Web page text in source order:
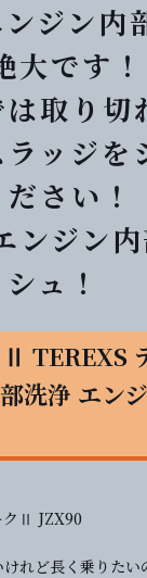
ジン内
大です
取り切
ッジを
さい！
ンジン
ュ！
TEREXS
洗浄 エン
クⅡ JZX90
れど長く乗りたい